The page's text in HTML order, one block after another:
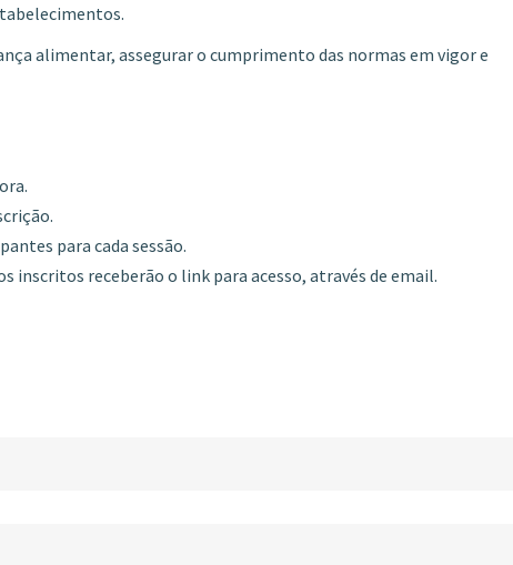
alimentar, assegurar o cumprimento das normas em vigor e
para cada sessão.
inscritos receberão o link para acesso, através de email.